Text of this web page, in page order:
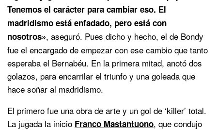
Tenemos el carácter para cambiar eso. El
madridismo está enfadado, pero está con
nosotros», aseguró. Pues dicho y hecho, el de Bondy
fue el encargado de empezar con ese cambio que tanto
esperaba el Bernabéu. En la primera mitad, anotó dos
golazos, para encarrilar el triunfo y una goleada que
hace soñar al madridismo.
El primero fue una obra de arte y un gol de ‘killer’ total.
La jugada la inicio Franco Mastantuono, que condujo